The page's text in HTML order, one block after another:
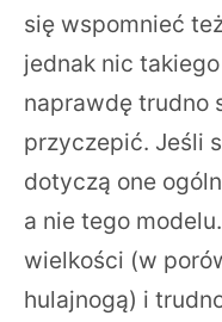
się wspomnieć
jednak nic
naprawdę trudno
przyczepić. Jeśli
dotyczą one
a nie tego
wielkości (w
hulajnogą) i